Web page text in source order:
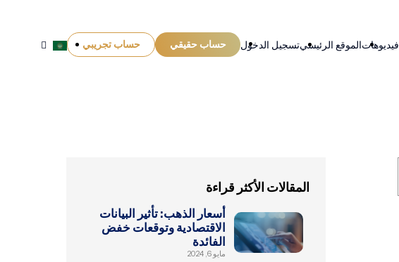
فيديوهاتالموقع الرئيسيتسجيل الدخول حساب حقيقي حساب تجريبي
المقالات الأكثر قراءة
أسعار الذهب: تأثير البيانات
الاقتصادية وتوقعات خفض
الفائدة
مايو 6, 2024